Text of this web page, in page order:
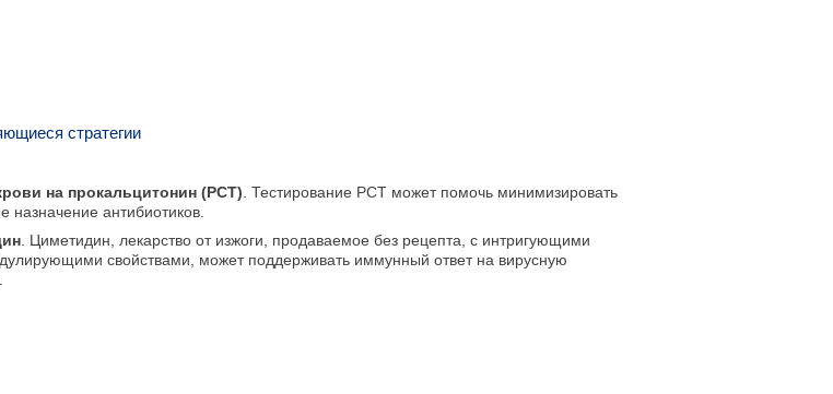
стратегии
на прокальцитонин (РСТ) Тестирование РСТ может помочь минимизировать
назначение антибиотиков.
Циметидин, лекарство от изжоги, продаваемое без рецепта, с интригующими
свойствами, может поддерживать иммунный ответ на вирусную